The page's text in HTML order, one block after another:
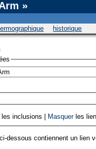
»
historique
inclusions | Masquerles
dessous contiennent un lien